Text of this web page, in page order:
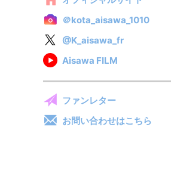
＠kota_aisawa_1010
@K_aisawa_fr
Aisawa FILM
ファンレター
お問い合わせはこちら